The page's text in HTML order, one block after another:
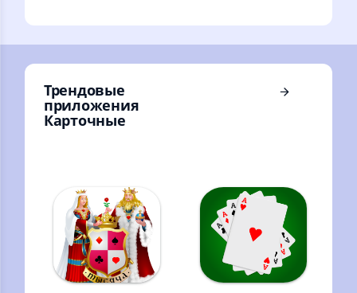
Трендовые
приложения
Карточные